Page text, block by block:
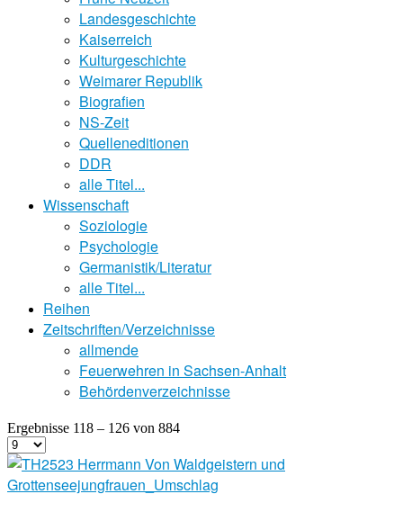
Landesgeschichte
Kaiserreich
Kulturgeschichte
Weimarer Republik
Biografien
NS-Zeit
Quelleneditionen
DDR
alle Titel...
Wissenschaft
Soziologie
Psychologie
Germanistik/Literatur
alle Titel...
Reihen
Zeitschriften/Verzeichnisse
allmende
Feuerwehren in Sachsen-Anhalt
Behördenverzeichnisse
Ergebnisse 118 – 126 von 884